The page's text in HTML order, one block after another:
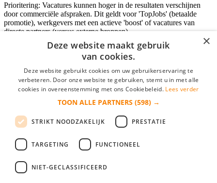
Prioritering: Vacatures kunnen hoger in de resultaten verschijnen
door commerciële afspraken. Dit geldt voor 'TopJobs' (betaalde
promotie), werkgevers met een actieve 'boost' of vacatures van
directe partners (versus externe bronnen).
Inloggen als bedrijf
*
login gegevens onthouden
login
Bedrijf aanmelden
×
Deze website maakt gebruik
van cookies.
Deze website gebruikt cookies om uw gebruikerservaring te
verbeteren. Door onze website te gebruiken, stemt u in met alle
cookies in overeenstemming met ons Cookiebeleid. Lees verder
TOON ALLE PARTNERS (598) →
STRIKT NOODZAKELIJK PRESTATIE
TARGETING FUNCTIONEEL
NIET-GECLASSIFICEERD